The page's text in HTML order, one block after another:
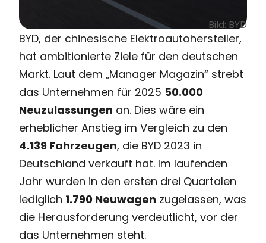
Bild: BYD
BYD, der chinesische Elektroautohersteller,
hat ambitionierte Ziele für den deutschen
Markt. Laut dem „Manager Magazin“ strebt
das Unternehmen für 2025 50.000
Neuzulassungen an. Dies wäre ein
erheblicher Anstieg im Vergleich zu den
4.139 Fahrzeugen, die BYD 2023 in
Deutschland verkauft hat. Im laufenden
Jahr wurden in den ersten drei Quartalen
lediglich 1.790 Neuwagen zugelassen, was
die Herausforderung verdeutlicht, vor der
das Unternehmen steht.